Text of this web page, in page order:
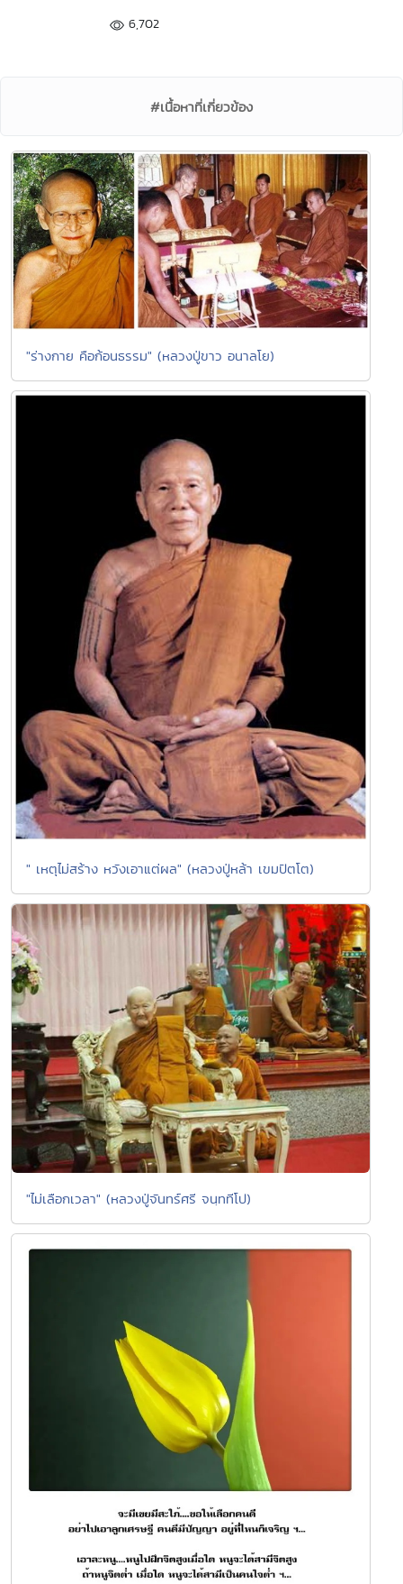
6,702
#เนื้อหาที่เกี่ยวข้อง
"ร่างกาย คือก้อนธรรม" (หลวงปู่ขาว อนาลโย)
" เหตุไม่สร้าง หวังเอาแต่ผล" (หลวงปู่หล้า เขมปัตโต)
"ไม่เลือกเวลา" (หลวงปู่จันทร์ศรี จนฺททีโป)